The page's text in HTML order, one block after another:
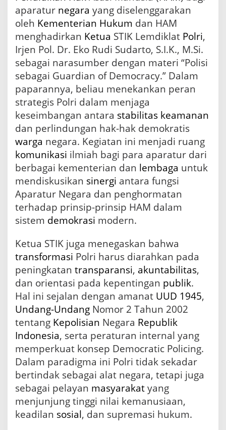
o
m
i
t
e
n
S
I
K
L
m
d
k
l
a
P
o
l
d
a
a
m
P
n
d
i
i
k
a
n
H
A
M
b
aparatur negara yang diselenggarakan
oleh Kementerian Hukum dan HAM
menghadirkan Ketua STIK Lemdiklat Polri,
Irjen Pol. Dr. Eko Rudi Sudarto, S.I.K., M.Si.
sebagai narasumber dengan materi “Polisi
sebagai Guardian of Democracy.” Dalam
paparannya, beliau menekankan peran
strategis Polri dalam menjaga
keseimbangan antara stabilitas keamanan
dan perlindungan hak-hak demokratis
warga negara. Kegiatan ini menjadi ruang
komunikasi ilmiah bagi para aparatur dari
berbagai kementerian dan lembaga untuk
mendiskusikan sinergi antara fungsi
Aparatur Negara dan penghormatan
terhadap prinsip-prinsip HAM dalam
sistem demokrasi modern.
Ketua STIK juga menegaskan bahwa
transformasi Polri harus diarahkan pada
peningkatan transparansi, akuntabilitas,
dan orientasi pada kepentingan publik.
Hal ini sejalan dengan amanat UUD 1945,
Undang-Undang Nomor 2 Tahun 2002
tentang Kepolisian Negara Republik
Indonesia, serta peraturan internal yang
memperkuat konsep Democratic Policing.
Dalam paradigma ini Polri tidak sekadar
bertindak sebagai alat negara, tetapi juga
sebagai pelayan masyarakatyang
menjunjung tinggi nilai kemanusiaan,
keadilan sosial, dan supremasi hukum.